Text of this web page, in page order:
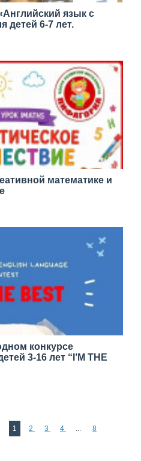
язык с
детей 6-7 лет.
математике и
конкурсе
3-16 лет “I’M THE
1 2 3 4 ...
8